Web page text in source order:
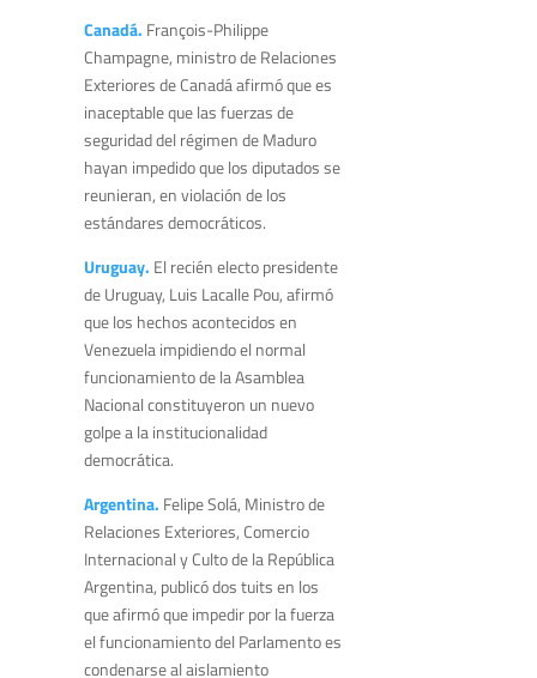
Canadá. François-Philippe
Champagne, ministro de Relaciones
Exteriores de Canadá afirmó que es
inaceptable que las fuerzas de
seguridad del régimen de Maduro
hayan impedido que los diputados se
reunieran, en violación de los
estándares democráticos.
Uruguay. El recién electo presidente
de Uruguay, Luis Lacalle Pou, afirmó
que los hechos acontecidos en
Venezuela impidiendo el normal
funcionamiento de la Asamblea
Nacional constituyeron un nuevo
golpe a la institucionalidad
democrática.
Argentina. Felipe Solá, Ministro de
Relaciones Exteriores, Comercio
Internacional y Culto de la República
Argentina, publicó dos tuits en los
que afirmó que impedir por la fuerza
el funcionamiento del Parlamento es
condenarse al aislamiento